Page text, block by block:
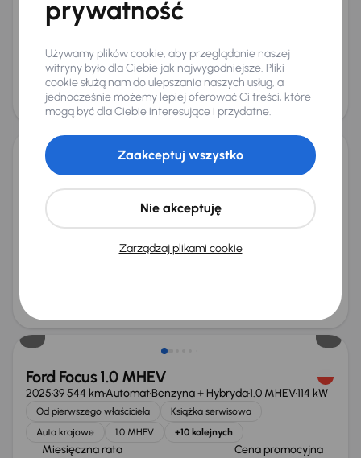
Od pierwszego właściciela
Książka serwisowa
Auta krajowe
1.0 MHEV +10 kolejnych
od 536 zł 86 000 zł
Cena
90 000 zł
Od nowego taniej o 29 999 zł
Ford Focus 1.0 MHEV
34 182 kmAutomatBenzyna + Hybryda1.0 MHEV114 kW
Od pierwszego właściciela
Książka serwisowa
Auta krajowe
1.0 MHEV +10 kolejnych
Miesięczna rata Cena promocyjna
Ford Focus 1.0 MHEV
202539 544 kmAutomatBenzyna + Hybryda1.0 MHEV114 kW
Od pierwszego właściciela
Książka serwisowa
Auta krajowe
1.0 MHEV +10 kolejnych
Miesięczna rata Cena promocyjna
prywatność
Używamy plików cookie, aby przeglądanie naszej
witryny było dla Ciebie jak najwygodniejsze. Pliki
cookie służą nam do ulepszania naszych usług, a
jednocześnie możemy lepiej oferować Ci treści, które
mogą być dla Ciebie interesujące i przydatne.
Zarządzaj plikami cookie
Nie akceptuję
Zaakceptuj wszystko